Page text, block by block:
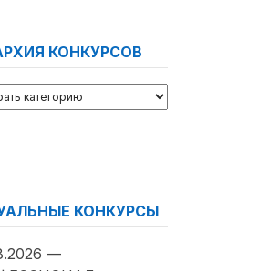
КОНКУРСОВ
КОНКУРСЫ
—